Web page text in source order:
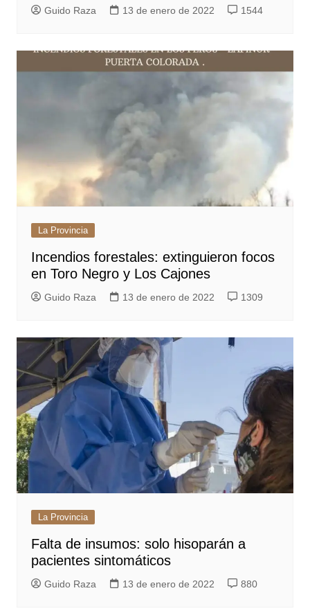
Guido Raza 13 de enero de 2022 1544
La Provincia
Incendios forestales: extinguieron focos
en Toro Negro y Los Cajones
Guido Raza 13 de enero de 2022 1309
La Provincia
Falta de insumos: solo hisoparán a
pacientes sintomáticos
Guido Raza 13 de enero de 2022 880